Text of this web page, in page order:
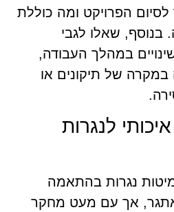
הפרויקט ומה כוללת
בנוסף, שאלו לגבי
במהלך העבודה,
במקרה של תיקונים או
לנגרות
נגרות בהתאמה
אתגר, אך עם מעט מחקר